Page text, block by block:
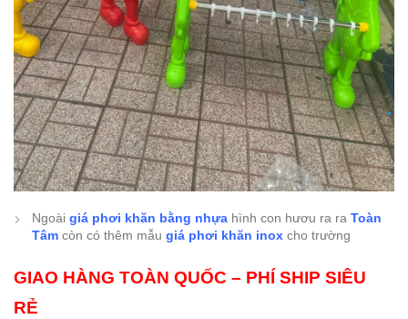
Ngoài giá phơi khăn bằng nhựa hình con hươu ra ra Toàn
Tâm còn có thêm mẫu giá phơi khăn inox cho trường
GIAO HÀNG TOÀN QUỐC – PHÍ SHIP SIÊU
RẺ